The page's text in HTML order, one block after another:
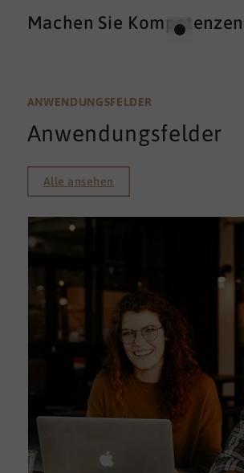
Machen Sie
ANWENDUNGSFELDER
Anwendungsfelder
Alle ansehen